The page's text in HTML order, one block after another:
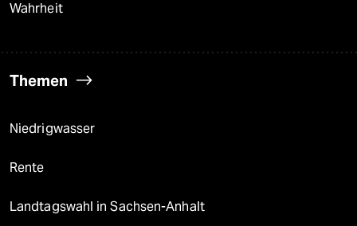
Wahrheit
Themen
Niedrigwasser
Rente
Landtagswahl in Sachsen-Anhalt